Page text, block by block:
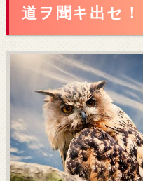
道ヲ聞キ出セ！